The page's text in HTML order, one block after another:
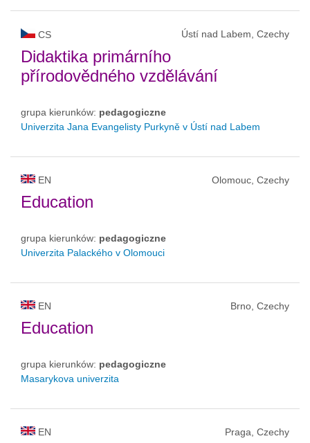
CS Ústí nad Labem, Czechy
Didaktika primárního
přírodovědného vzdělávání
grupa kierunków: pedagogiczne
Univerzita Jana Evangelisty Purkyně v Ústí nad Labem
EN Olomouc, Czechy
Education
grupa kierunków: pedagogiczne
Univerzita Palackého v Olomouci
EN Brno, Czechy
Education
grupa kierunków: pedagogiczne
Masarykova univerzita
EN Praga, Czechy